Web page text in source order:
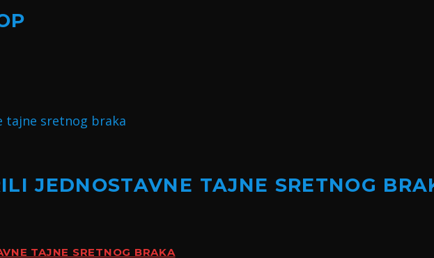
JEDNOSTAVNE TAJNE SRETNOG
TAJNE SRETNOG BRAKA